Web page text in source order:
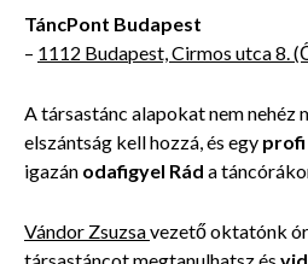
TáncPont Budapest
– 1112 Budapest, Cirmos utca 8.
A társastánc alapokat nem nehéz
elszántság kell hozzá, és egy
igazán odafigyel Rád a
Vándor Zsuzsavezető oktatónk